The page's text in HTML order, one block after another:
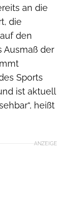
an die
die
den
Ausmaß der
Sports
ist aktuell
heißt
ANZEIGE